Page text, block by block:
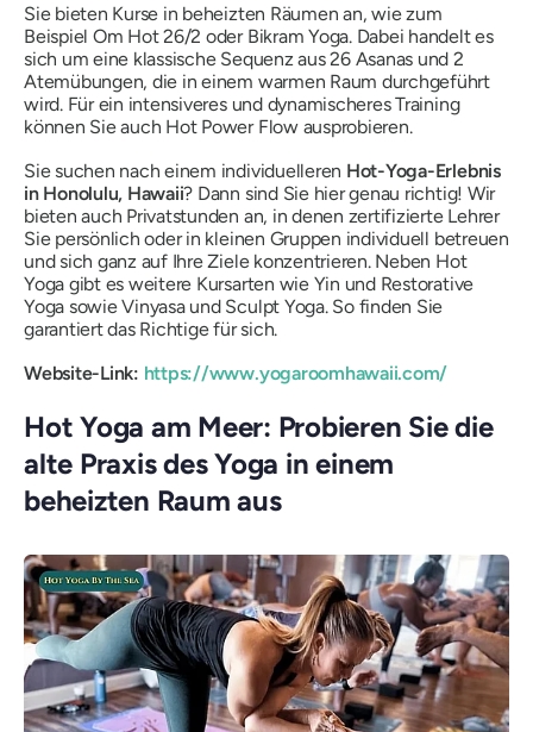
Sie bieten Kurse in beheizten Räumen an, wie zum
Beispiel Om Hot 26/2 oder Bikram Yoga. Dabei handelt es
sich um eine klassische Sequenz aus 26 Asanas und 2
Atemübungen, die in einem warmen Raum durchgeführt
wird. Für ein intensiveres und dynamischeres Training
können Sie auch Hot Power Flow ausprobieren.
Sie suchen nach einem individuelleren Hot-Yoga-Erlebnis
in Honolulu, Hawaii? Dann sind Sie hier genau richtig! Wir
bieten auch Privatstunden an, in denen zertifizierte Lehrer
Sie persönlich oder in kleinen Gruppen individuell betreuen
und sich ganz auf Ihre Ziele konzentrieren. Neben Hot
Yoga gibt es weitere Kursarten wie Yin und Restorative
Yoga sowie Vinyasa und Sculpt Yoga. So finden Sie
garantiert das Richtige für sich.
Website-Link: https://www.yogaroomhawaii.com/
Hot Yoga am Meer: Probieren Sie die
alte Praxis des Yoga in einem
beheizten Raum aus